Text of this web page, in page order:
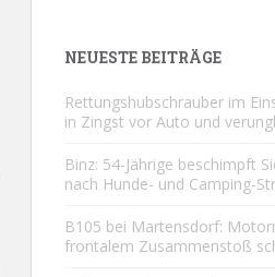
NEUESTE BEITRÄGE
Rettungshubschrauber im
in Zingst vor Auto und
Binz: 54-Jährige beschimpft
nach Hunde- und Camping-
B105 bei Martensdorf:
frontalem Zusammenstoß